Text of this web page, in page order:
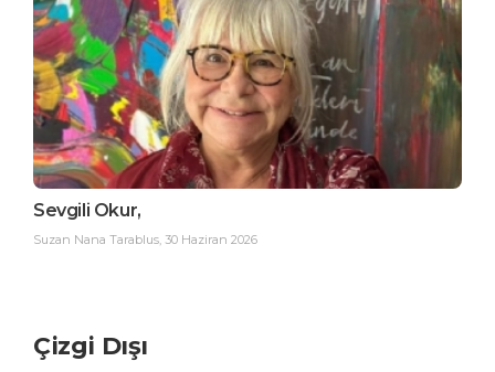
Sevgili Okur,
Suzan Nana Tarablus, 30 Haziran 2026
Çizgi Dışı